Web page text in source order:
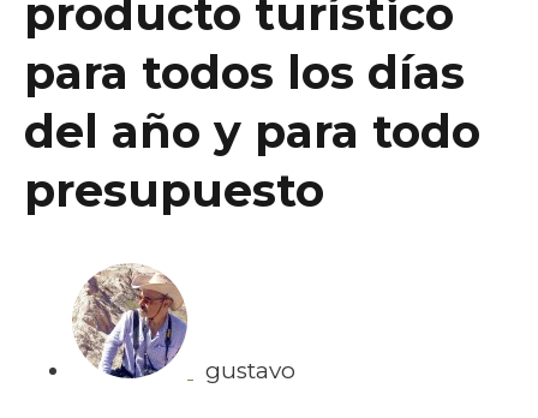
producto turístico
para todos los días
del año y para todo
presupuesto
gustavo